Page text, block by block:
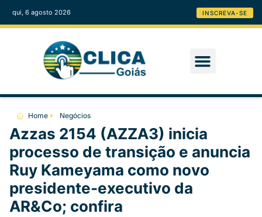
qui, 6 agosto 2026 INSCREVA-SE
Home Negócios
Azzas 2154 (AZZA3) inicia
processo de transição e anuncia
Ruy Kameyama como novo
presidente-executivo da
AR&Co; confira